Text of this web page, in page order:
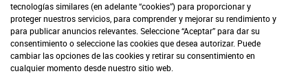
tecnologías similares (en adelante “cookies”) para proporcionar y
proteger nuestros servicios, para comprender y mejorar su rendimiento y
para publicar anuncios relevantes. Seleccione “Aceptar” para dar su
consentimiento o seleccione las cookies que desea autorizar. Puede
cambiar las opciones de las cookies y retirar su consentimiento en
cualquier momento desde nuestro sitio web.